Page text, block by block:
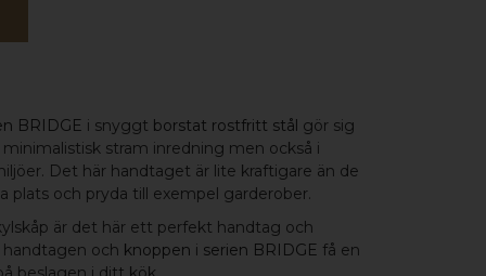
BRIDGE i snyggt borstat rostfritt stål gör sig
stram inredning men också i
Det här handtaget är lite kraftigare än de
plats och pryda till exempel garderober.
är det här ett perfekt handtag och
och knoppen i serien BRIDGE få en